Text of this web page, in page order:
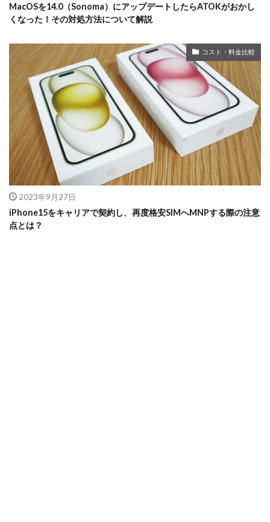
MacOSを14.0（Sonoma）にアップデートしたらATOKがおかし
くなった！その対処方法について解説
コスト・料金比較
2023年9月27日
iPhone15をキャリアで契約し、再度格安SIMへMNPする際の注意
点とは？